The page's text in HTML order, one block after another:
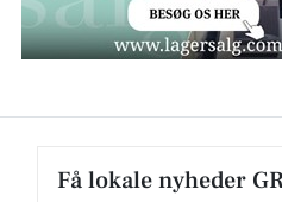
Få lokale nyheder